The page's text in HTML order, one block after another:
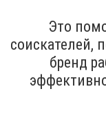
Это
соискателей,
бренд